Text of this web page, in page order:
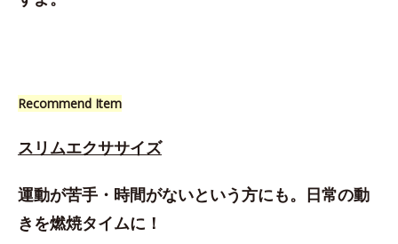
Recommend Item
スリムエクササイズ
運動が苦手・時間がないという方にも。日常の動
きを燃焼タイムに！